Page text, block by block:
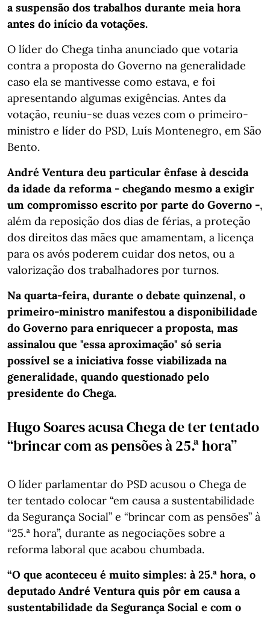
a suspensão dos trabalhos durante meia hora
antes do início da votações.
O líder do Chega tinha anunciado que votaria
contra a proposta do Governo na generalidade
caso ela se mantivesse como estava, e foi
apresentando algumas exigências. Antes da
votação, reuniu-se duas vezes com o primeiro-
ministro e líder do PSD, Luís Montenegro, em São
Bento.
André Ventura deu particular ênfase à descida
da idade da reforma - chegando mesmo a exigir
um compromisso escrito por parte do Governo -,
além da reposição dos dias de férias, a proteção
dos direitos das mães que amamentam, a licença
para os avós poderem cuidar dos netos, ou a
valorização dos trabalhadores por turnos.
Na quarta-feira, durante o debate quinzenal, o
primeiro-ministro manifestou a disponibilidade
do Governo para enriquecer a proposta, mas
assinalou que "essa aproximação" só seria
possível se a iniciativa fosse viabilizada na
generalidade, quando questionado pelo
presidente do Chega.
Hugo Soares acusa Chega de ter tentado
“brincar com as pensões à 25.ª hora”
O líder parlamentar do PSD acusou o Chega de
ter tentado colocar “em causa a sustentabilidade
da Segurança Social” e “brincar com as pensões” à
“25.ª hora”, durante as negociações sobre a
reforma laboral que acabou chumbada.
“O que aconteceu é muito simples: à 25.ª hora, o
deputado André Ventura quis pôr em causa a
sustentabilidade da Segurança Social e com o